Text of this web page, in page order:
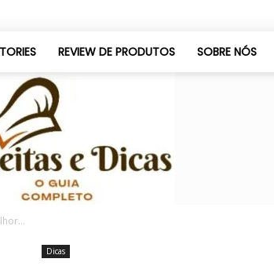
REVIEW DE PRODUTOS SOBRE NÓS
Dicas